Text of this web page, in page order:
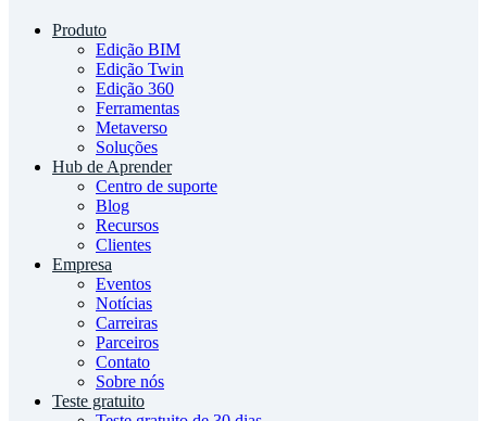
Produto
Edição BIM
Edição Twin
Edição 360
Ferramentas
Metaverso
Soluções
Hub de Aprender
Centro de suporte
Blog
Recursos
Clientes
Empresa
Eventos
Notícias
Carreiras
Parceiros
Contato
Sobre nós
Teste gratuito